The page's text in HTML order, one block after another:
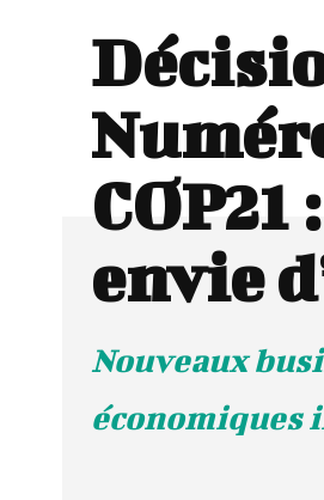
envie
Nouveaux
économiques